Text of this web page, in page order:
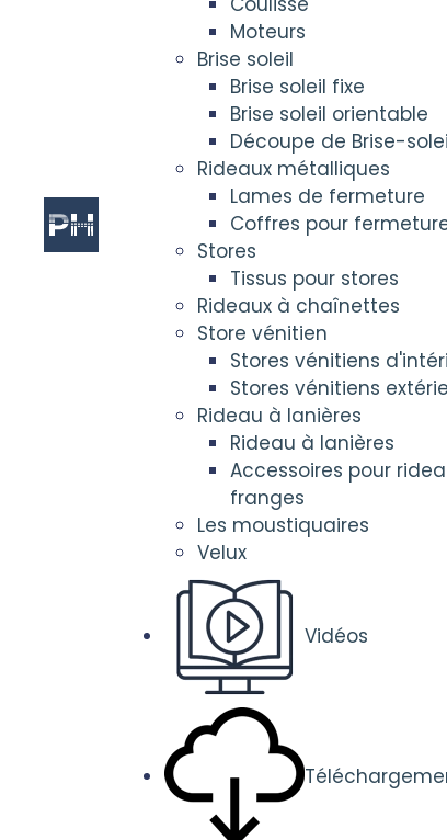
Moteurs
Brise soleil
Brise soleil fixe
Brise soleil orientable
Découpe de Brise-
Rideaux métalliques
Lames de fermeture
Coffres pour
Stores
Tissus pour stores
Rideaux à chaînettes
Store vénitien
Stores vénitiens
Stores vénitiens
Rideau à lanières
Rideau à lanières
Accessoires pour
franges
Les moustiquaires
Velux
Vidéos